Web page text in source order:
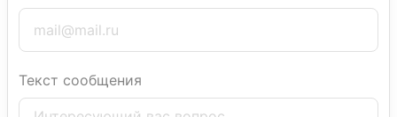
Текст сообщения